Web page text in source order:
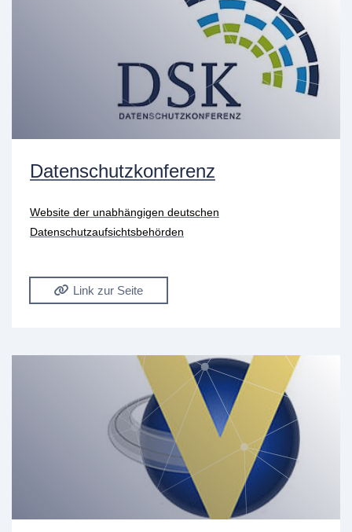
Datenschutzkonferenz
Website der unabhängigen deutschen
Datenschutzaufsichtsbehörden
Link zur Seite